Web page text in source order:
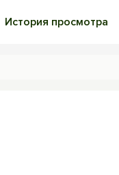
История просмотра